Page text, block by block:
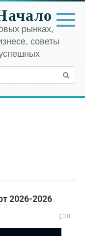
рынках,
советы
2026-2026
0